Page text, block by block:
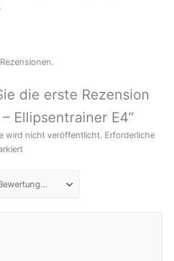
die erste Rezension
Ellipsentrainer E4“
wird nicht veröffentlicht. Erforderliche